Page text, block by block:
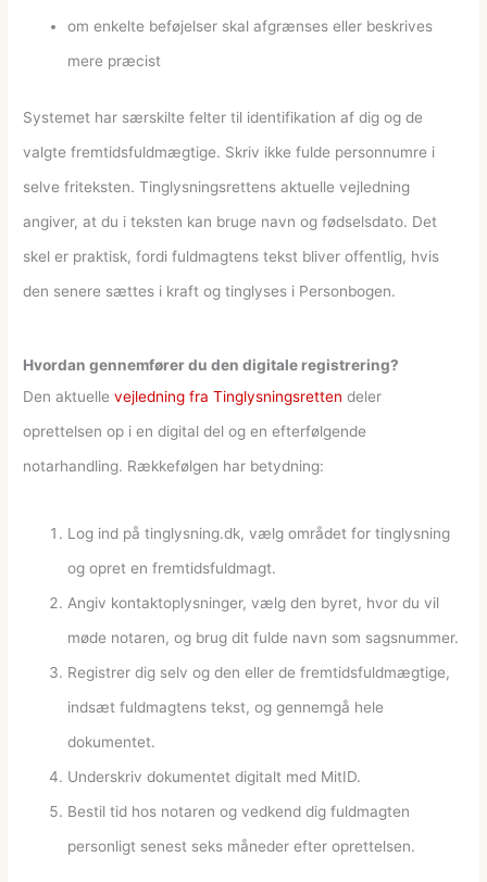
om enkelte beføjelser skal afgrænses eller beskrives
mere præcist
Systemet har særskilte felter til identifikation af dig og de
valgte fremtidsfuldmægtige. Skriv ikke fulde personnumre i
selve friteksten. Tinglysningsrettens aktuelle vejledning
angiver, at du i teksten kan bruge navn og fødselsdato. Det
skel er praktisk, fordi fuldmagtens tekst bliver offentlig, hvis
den senere sættes i kraft og tinglyses i Personbogen.
Hvordan gennemfører du den digitale registrering?
Den aktuellevejledning fra Tinglysningsretten deler
oprettelsen op i en digital del og en efterfølgende
notarhandling. Rækkefølgen har betydning:
Log ind på tinglysning.dk, vælg området for tinglysning
og opret en fremtidsfuldmagt.
Angiv kontaktoplysninger, vælg den byret, hvor du vil
møde notaren, og brug dit fulde navn som sagsnummer.
Registrer dig selv og den eller de fremtidsfuldmægtige,
indsæt fuldmagtens tekst, og gennemgå hele
dokumentet.
Underskriv dokumentet digitalt med MitID.
Bestil tid hos notaren og vedkend dig fuldmagten
personligt senest seks måneder efter oprettelsen.